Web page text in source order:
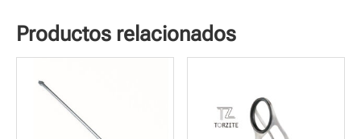
Productos relacionados